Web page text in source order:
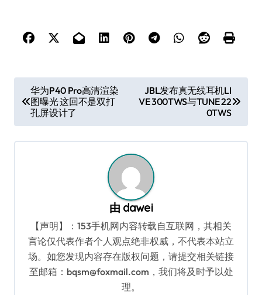
章
导
航
华为P40 Pro高清渲染
图曝光 这回不是双打
孔屏设计了
JBL发布真无线耳机LI
VE 300TWS与TUNE 22
0TWS
由 dawei
【声明】：153手机网内容转载自互联网，其相关
言论仅代表作者个人观点绝非权威，不代表本站立
场。如您发现内容存在版权问题，请提交相关链接
至邮箱：bqsm@foxmail.com，我们将及时予以处
理。